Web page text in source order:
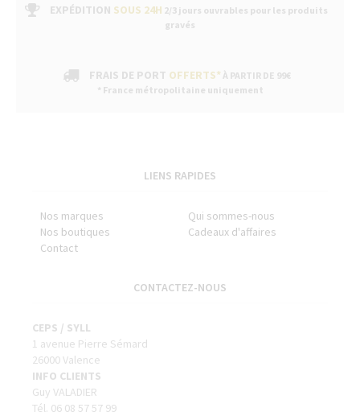
EXPÉDITION SOUS 24H 2/3 jours ouvrables pour les produits
gravés
FRAIS DE PORT OFFERTS* À PARTIR DE 99€
* France métropolitaine uniquement
LIENS RAPIDES
Nos marques
Qui sommes-nous
Nos boutiques
Cadeaux d'affaires
Contact
CONTACTEZ-NOUS
CEPS / SYLL
1 avenue Pierre Sémard
26000 Valence
INFO CLIENTS
Guy VALADIER
Tél. 06 08 57 57 99